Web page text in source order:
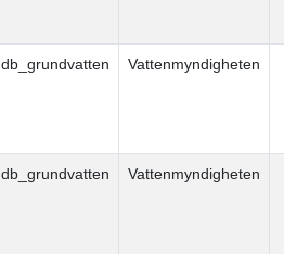
db_grundvatten Vattenmyndigheten
db_grundvatten Vattenmyndigheten